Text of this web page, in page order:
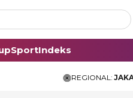
SportIndeks
REGIONAL: